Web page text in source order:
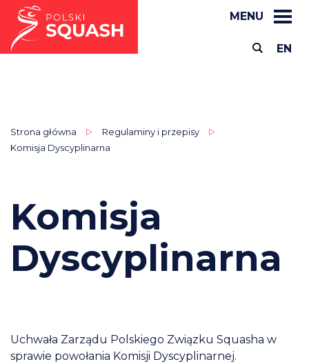
MENU
EN
Strona główna
Regulaminy i przepisy
Komisja Dyscyplinarna
Komisja
Dyscyplinarna
Uchwała Zarządu Polskiego Związku Squasha w
sprawie powołania Komisji Dyscyplinarnej.